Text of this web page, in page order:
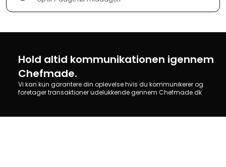
Hold altid kommunikationen igennem
Chefmade.
Vi kan kun garantere din oplevelse hvis du kommunikerer og
foretager transaktioner udelukkende gennem Chefmade.dk